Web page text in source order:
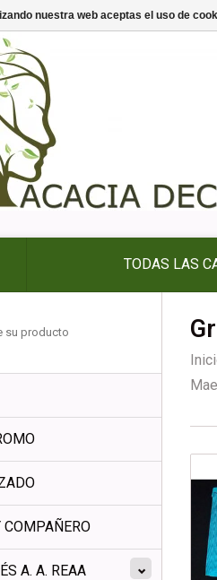
TODAS LAS
A. A. REAA
nuestra web aceptas el uso de